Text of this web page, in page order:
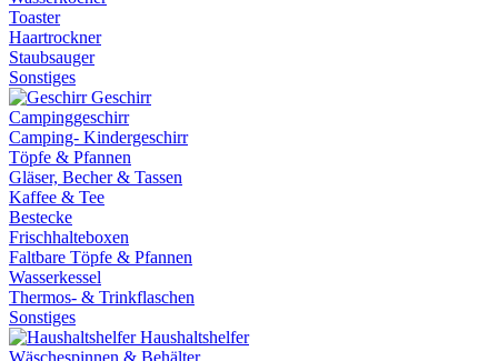
Toaster
Haartrockner
Staubsauger
Sonstiges
Geschirr
Campinggeschirr
Camping- Kindergeschirr
Töpfe & Pfannen
Gläser, Becher & Tassen
Kaffee & Tee
Bestecke
Frischhalteboxen
Faltbare Töpfe & Pfannen
Wasserkessel
Thermos- & Trinkflaschen
Sonstiges
Haushaltshelfer
Wäschespinnen & Behälter